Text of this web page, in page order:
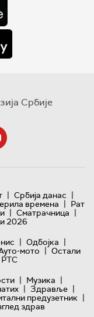
Србије
| Србија данас |
времена | Рат
| Сматрачница |
2026
| Одбојка |
мото | Остали
РТС
| Музика |
| Здравље |
предузетник |
здрав